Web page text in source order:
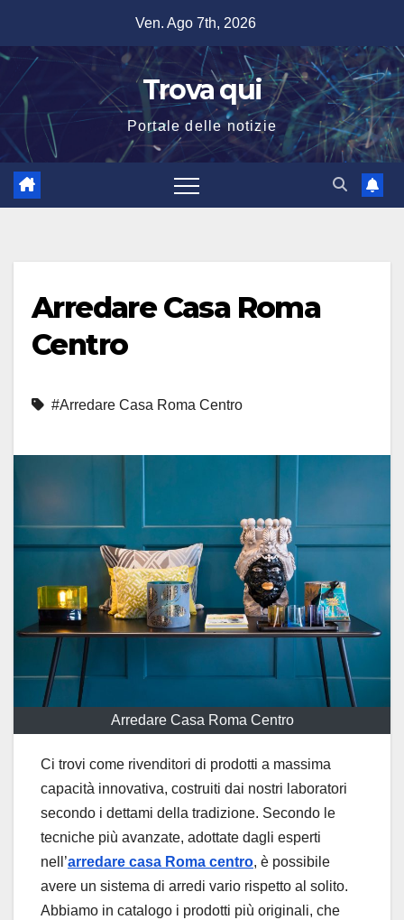
contenuto
Ven. Ago 7th, 2026
Trova qui
Portale delle notizie
Arredare Casa Roma
Centro
#Arredare Casa Roma Centro
Arredare Casa Roma Centro
Ci trovi come rivenditori di prodotti a massima
capacità innovativa, costruiti dai nostri laboratori
secondo i dettami della tradizione. Secondo le
tecniche più avanzate, adottate dagli esperti
nell’arredare casa Roma centro, è possibile
avere un sistema di arredi vario rispetto al solito.
Abbiamo in catalogo i prodotti più originali, che